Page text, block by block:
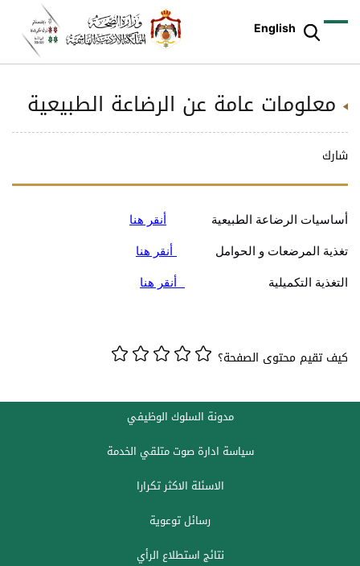
English
معلومات عامة عن الرضاعة الطبيعية
شارك
أساسيات الرضاعة الطبيعية أنقر هنا
تغذية المرضعات و الحوامل أنقر هنا
التغذية التكميلية أنقر هنا
كيف تقيم محتوى الصفحة؟
مدونة السلوك الوظيفي
سياسة ادارة صوت متلقي الخدمة
الاسئلة الاكثر تكرارا
رسائل توعوية
نتائج استطلاع الرأي